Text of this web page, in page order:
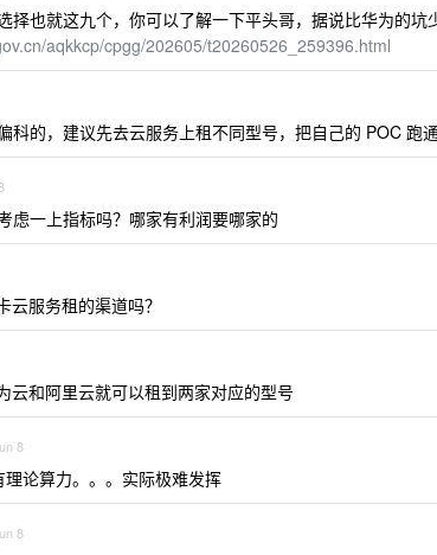
择也就这九个，你可以了解一下平头哥，据说比华为的坑
aqkkcp/cpgg/202605/t20260526_259396.html
科的，建议先去云服务上租不同型号，把自己的 POC 跑通
虑一上指标吗？哪家有利润要哪家的
云服务租的渠道吗？
云和阿里云就可以租到两家对应的型号
8
理论算力。。。实际极难发挥
8